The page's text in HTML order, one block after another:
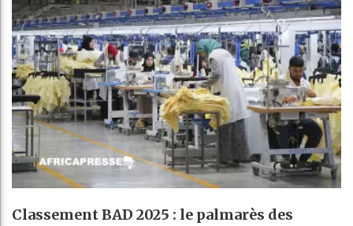
Classement BAD 2025 : le palmarès des